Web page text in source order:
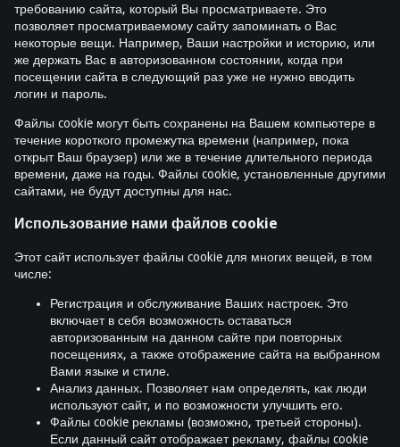
требованию сайта, который Вы просматриваете. Это
позволяет просматриваемому сайту запоминать о Вас
некоторые вещи. Например, Ваши настройки и историю, или
же держать Вас в авторизованном состоянии, когда при
посещении сайта в следующий раз уже не нужно вводить
логин и пароль.
Файлы cookie могут быть сохранены на Вашем компьютере в
течение короткого промежутка времени (например, пока
открыт Ваш браузер) или же в течение длительного периода
времени, даже на годы. Файлы cookie, установленные другими
сайтами, не будут доступны для нас.
Использование нами файлов cookie
Этот сайт использует файлы cookie для многих вещей, в том
числе:
Регистрация и обслуживание Ваших настроек. Это
включает в себя возможность оставаться
авторизованным на данном сайте при повторных
посещениях, а также отображение сайта на выбранном
Вами языке и стиле.
Анализ данных. Позволяет нам определять, как люди
используют сайт, и по возможности улучшить его.
Файлы cookie рекламы (возможно, третьей стороны).
Если данный сайт отображает рекламу, файлы cookie